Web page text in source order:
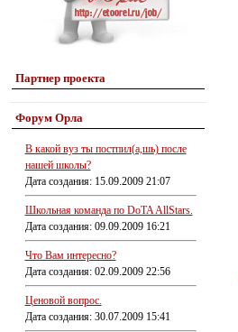
Партнер проекта
Форум Орла
В какой вуз ты постпил(а,шь) после
нашей школы?
Дата создания: 15.09.2009 21:07
Школьная команда по DoTA AllStars.
Дата создания: 09.09.2009 16:21
Что Вам интересно?
Дата создания: 02.09.2009 22:56
Ценовой вопрос.
Дата создания: 30.07.2009 15:41